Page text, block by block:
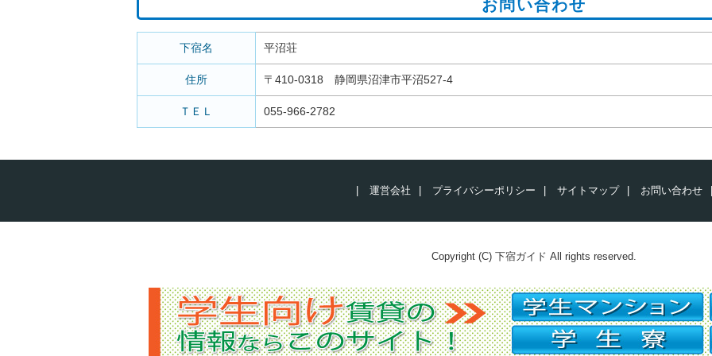
お問い合わせ
下宿名 平沼荘
住所 〒410-0318 静岡県沼津市平沼527-4
ＴＥＬ 055-966-2782
運営会社 プライバシーポリシー サイトマップ お問い合わせ
Copyright (C) 下宿ガイド All rights reserved.